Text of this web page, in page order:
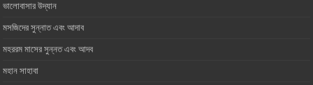
ভালোবাসার ‎উদ্যান
মসজিদের সুন্নাত এবং আদাব
মহররম মাসের সুন্নত এবং আদব
মহান সাহাবা